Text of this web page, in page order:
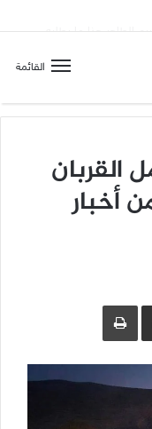
القائمة
القربان
أخبار
مشاركة عبر البريد طباعة